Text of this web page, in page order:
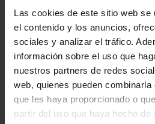
Las cookies de este sitio web se
el contenido y los anuncios,
sociales y analizar el tráfico.
información sobre el uso que
nuestros partners de redes
web, quienes pueden
que les haya proporcionado o
partir del uso que haya hecho
ordenador, equipo
como consecuencia del uso de
la descarga de contenidos de
misma redireccione. Los
hacer uso de los servicios
web deberán contar con el
sus padres, tutores o
éstos los únicos responsables